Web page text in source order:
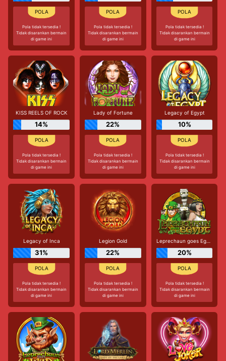
Pola tidak tersedia !
Tidak disarankan bermain
di game ini
Pola tidak tersedia !
Tidak disarankan bermain
di game ini
Pola tidak tersedia !
Tidak disarankan bermain
di game ini
KISS REELS OF ROCK
14%
Pola tidak tersedia !
Tidak disarankan bermain
di game ini
Lady of Fortune
22%
Pola tidak tersedia !
Tidak disarankan bermain
di game ini
Legacy of Egypt
10%
Pola tidak tersedia !
Tidak disarankan bermain
di game ini
Legacy of Inca
31%
Pola tidak tersedia !
Tidak disarankan bermain
di game ini
Legion Gold
22%
Pola tidak tersedia !
Tidak disarankan bermain
di game ini
Leprechaun goes Egypt
20%
Pola tidak tersedia !
Tidak disarankan bermain
di game ini